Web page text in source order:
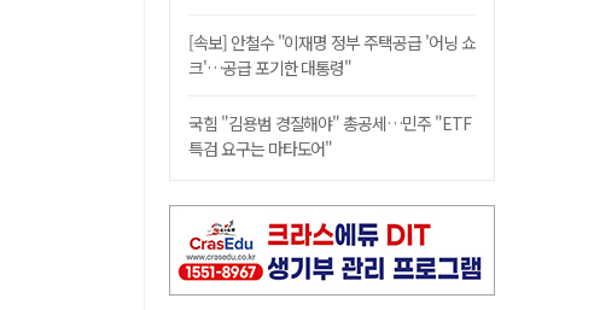
[속보] 안철수 "이재명 정부 주택공급 '어닝 쇼
크'…공급 포기한 대통령"
국힘 "김용범 경질해야" 총공세…민주 "ETF
특검 요구는 마타도어"